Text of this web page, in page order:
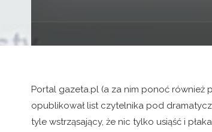
Portal gazeta.pl (a za nim ponoć również
opublikował list czytelnika pod
tyle wstrząsający, że nic tylko usiąść i